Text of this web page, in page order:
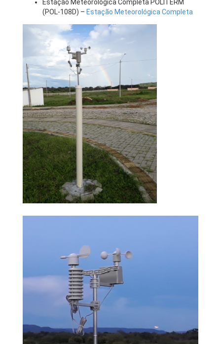
Estação Meteorológica Completa POLITERM
(POL-108D) – Estação Meteorológica Completa